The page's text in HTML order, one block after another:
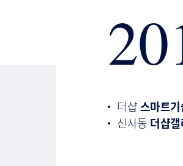
더샵 스마트
신사동 더샵갤